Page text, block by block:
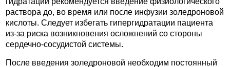
раствора до, во время или после инфузии золедроновой
кислоты. Следует избегать гипергидратации пациента
из-за риска возникновения осложнений со стороны
сердечно-сосудистой системы.
После введения золедроновой необходим постоянный